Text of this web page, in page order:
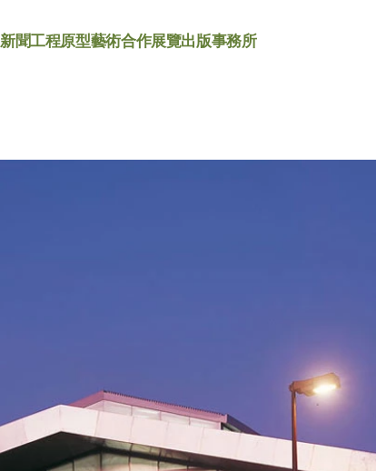
新聞工程原型藝術合作展覽出版事務所